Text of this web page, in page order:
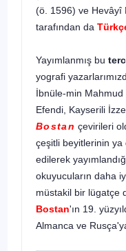
(ö. 1596) ve Hevâyî
tarafından da
Yayımlanmış bu
yografi
İbnüle-min
Efendi, Kayse­rili
Bostan çevirileri
çeşitli beyitlerinin ya
edilerek
okuyucuların daha
müstakil bir lügatçe
Bostan'ın 19.
Almanca ve